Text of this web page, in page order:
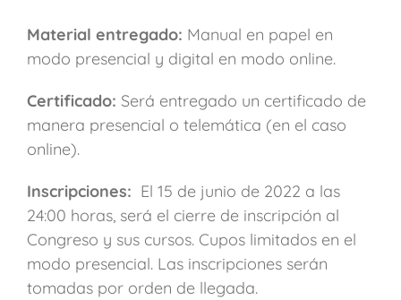
Material entregado: Manual en papel en
modo presencial y digital en modo online.
Certificado: Será entregado un certificado de
manera presencial o telemática (en el caso
online).
Inscripciones: El 15 de junio de 2022 a las
24:00 horas, será el cierre de inscripción al
Congreso y sus cursos. Cupos limitados en el
modo presencial. Las inscripciones serán
tomadas por orden de llegada.